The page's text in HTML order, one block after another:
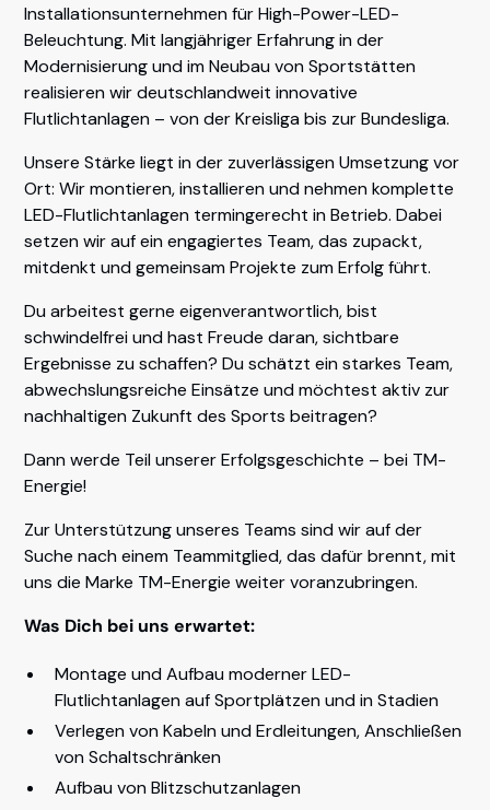
Installationsunternehmen für High-Power-LED-
Beleuchtung. Mit langjähriger Erfahrung in der
Modernisierung und im Neubau von Sportstätten
realisieren wir deutschlandweit innovative
Flutlichtanlagen – von der Kreisliga bis zur Bundesliga.
Unsere Stärke liegt in der zuverlässigen Umsetzung vor
Ort: Wir montieren, installieren und nehmen komplette
LED-Flutlichtanlagen termingerecht in Betrieb. Dabei
setzen wir auf ein engagiertes Team, das zupackt,
mitdenkt und gemeinsam Projekte zum Erfolg führt.
Du arbeitest gerne eigenverantwortlich, bist
schwindelfrei und hast Freude daran, sichtbare
Ergebnisse zu schaffen? Du schätzt ein starkes Team,
abwechslungsreiche Einsätze und möchtest aktiv zur
nachhaltigen Zukunft des Sports beitragen?
Dann werde Teil unserer Erfolgsgeschichte – bei TM-
Energie!
Zur Unterstützung unseres Teams sind wir auf der
Suche nach einem Teammitglied, das dafür brennt, mit
uns die Marke TM-Energie weiter voranzubringen.
Was Dich bei uns erwartet:
Montage und Aufbau moderner LED-
Flutlichtanlagen auf Sportplätzen und in Stadien
Verlegen von Kabeln und Erdleitungen, Anschließen
von Schaltschränken
Aufbau von Blitzschutzanlagen